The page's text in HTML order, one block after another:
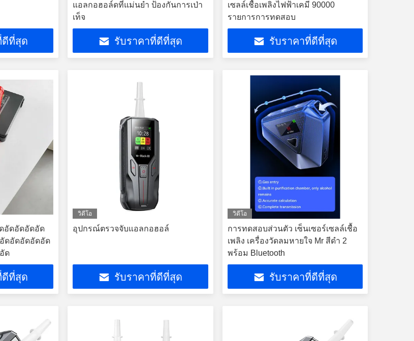
ดีที่สุด
แอลกอฮอล์ดที่แม่นยํา ป้องกันการเป่า
เท็จ
รับราคาที่ดีที่สุด
เซลล์เชื้อเพลิงไฟฟ้าเคมี 90000
รายการการทดสอบ
รับราคาที่ดีที่สุด
อัดอัดอัดอัด
ดอัดอัดอัดอัด
ด
ดีที่สุด
วิดีโอ
อุปกรณ์ตรวจจับแอลกอฮอล์
รับราคาที่ดีที่สุด
วิดีโอ
การทดสอบส่วนตัว เซ็นเซอร์เซลล์เชื้อ
เพลิง เครื่องวัดลมหายใจ Mr สีดํา 2
พร้อม Bluetooth
รับราคาที่ดีที่สุด